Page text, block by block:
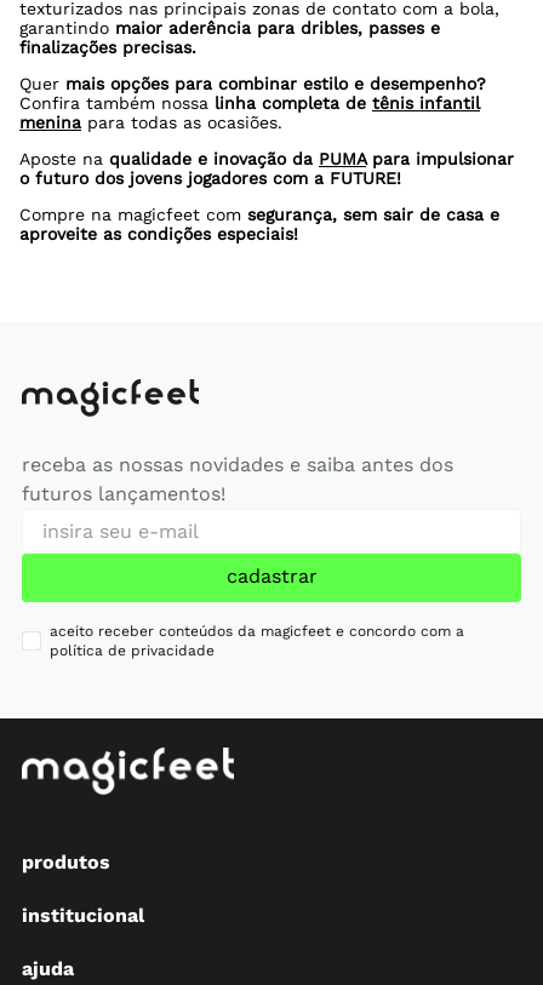
texturizados nas principais zonas de contato com a bola,
garantindo maior aderência para dribles, passes e
finalizações precisas.
Quer mais opções para combinar estilo e desempenho?
Confira também nossa linha completa de tênis infantil
menina para todas as ocasiões.
Aposte na qualidade e inovação da PUMApara impulsionar
o futuro dos jovens jogadores com a FUTURE!
Compre na magicfeet com segurança, sem sair de casa e
aproveite as condições especiais!
receba as nossas novidades e saiba antes dos
futuros lançamentos!
cadastrar
aceito receber conteúdos da magicfeet e concordo com a
política de privacidade
produtos
institucional
ajuda